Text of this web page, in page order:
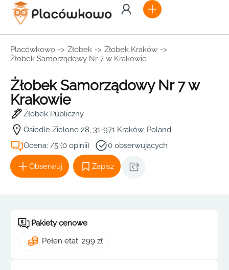
Placówkowo -> Żłobek -> Żłobek Kraków ->
Żłobek Samorządowy Nr 7 w Krakowie
Żłobek Samorządowy Nr 7 w
Krakowie
Żłobek Publiczny
Osiedle Zielone 28, 31-971 Kraków, Poland
Ocena: /5 (0 opinii)
0 obserwujących
Obserwuj Zapisz
Pakiety cenowe
Pełen etat: 299 zł